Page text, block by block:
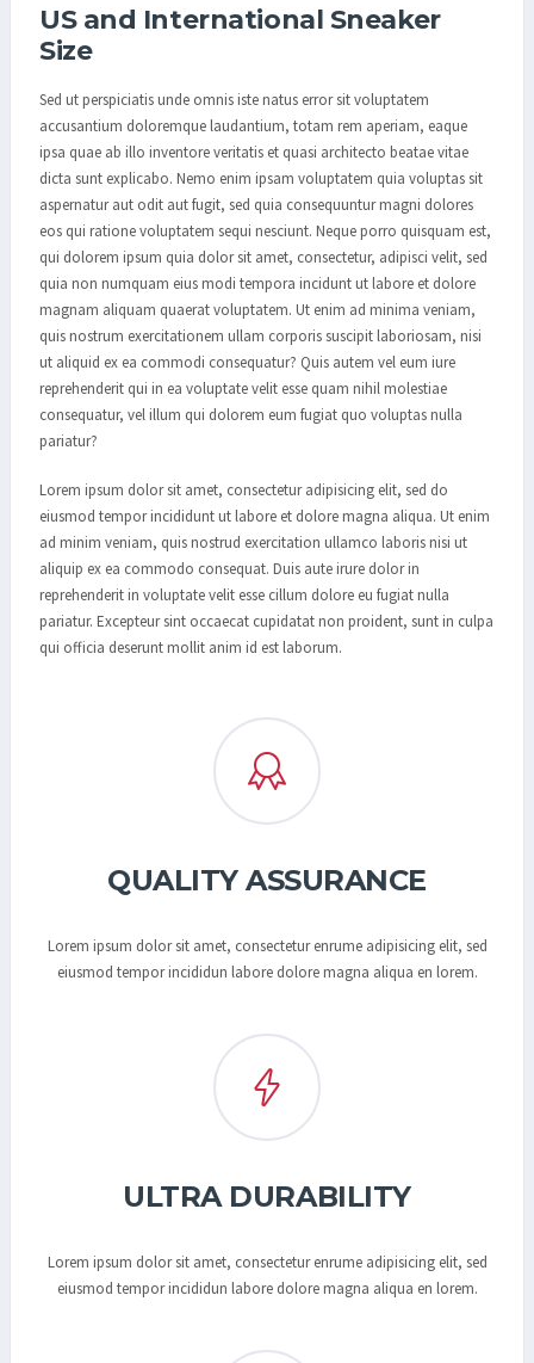
US and International Sneaker
Size
Sed ut perspiciatis unde omnis iste natus error sit voluptatem
accusantium doloremque laudantium, totam rem aperiam, eaque
ipsa quae ab illo inventore veritatis et quasi architecto beatae vitae
dicta sunt explicabo. Nemo enim ipsam voluptatem quia voluptas sit
aspernatur aut odit aut fugit, sed quia consequuntur magni dolores
eos qui ratione voluptatem sequi nesciunt. Neque porro quisquam est,
qui dolorem ipsum quia dolor sit amet, consectetur, adipisci velit, sed
quia non numquam eius modi tempora incidunt ut labore et dolore
magnam aliquam quaerat voluptatem. Ut enim ad minima veniam,
quis nostrum exercitationem ullam corporis suscipit laboriosam, nisi
ut aliquid ex ea commodi consequatur? Quis autem vel eum iure
reprehenderit qui in ea voluptate velit esse quam nihil molestiae
consequatur, vel illum qui dolorem eum fugiat quo voluptas nulla
pariatur?
Lorem ipsum dolor sit amet, consectetur adipisicing elit, sed do
eiusmod tempor incididunt ut labore et dolore magna aliqua. Ut enim
ad minim veniam, quis nostrud exercitation ullamco laboris nisi ut
aliquip ex ea commodo consequat. Duis aute irure dolor in
reprehenderit in voluptate velit esse cillum dolore eu fugiat nulla
pariatur. Excepteur sint occaecat cupidatat non proident, sunt in culpa
qui officia deserunt mollit anim id est laborum.
QUALITY ASSURANCE
Lorem ipsum dolor sit amet, consectetur enrume adipisicing elit, sed
eiusmod tempor incididun labore dolore magna aliqua en lorem.
ULTRA DURABILITY
Lorem ipsum dolor sit amet, consectetur enrume adipisicing elit, sed
eiusmod tempor incididun labore dolore magna aliqua en lorem.